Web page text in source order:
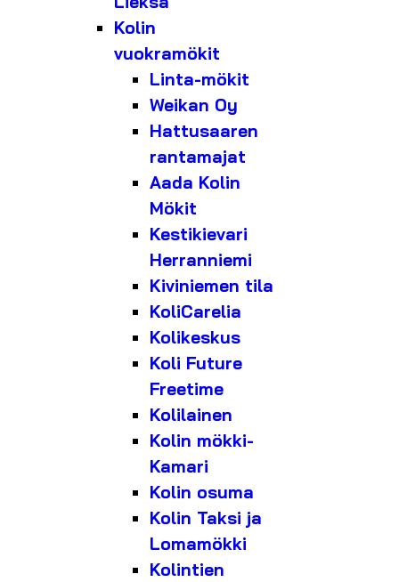
Kolin
vuokramökit
Linta-mökit
Weikan Oy
Hattusaaren
rantamajat
Aada Kolin
Mökit
Kestikievari
Herranniemi
Kiviniemen tila
KoliCarelia
Kolikeskus
Koli Future
Freetime
Kolilainen
Kolin mökki-
Kamari
Kolin osuma
Kolin Taksi ja
Lomamökki
Kolintien